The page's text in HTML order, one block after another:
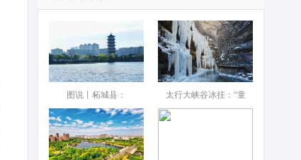
图说丨柘城县：‌ 太行大峡谷冰挂：“童